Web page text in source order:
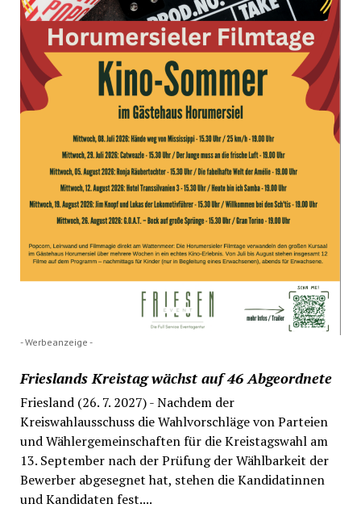
- Werbeanzeige -
Frieslands Kreistag wächst auf 46 Abgeordnete
Friesland (26. 7. 2027) - Nachdem der
Kreiswahlausschuss die Wahlvorschläge von Parteien
und Wählergemeinschaften für die Kreistagswahl am
13. September nach der Prüfung der Wählbarkeit der
Bewerber abgesegnet hat, stehen die Kandidatinnen
und Kandidaten fest....